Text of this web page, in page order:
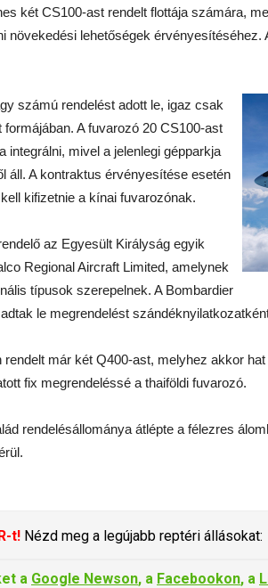
két CS100-ast rendelt flottája számára,
növekedési lehetőségek érvényesítéséhez.
számú rendelést adott le, igaz csak
A fuvarozó 20 CS100-ast
integrálni, mivel a jelenlegi gépparkja
áll. A kontraktus érvényesítése esetén
kifizetnie a kínai fuvarozónak.
az Egyesült Királyság egyik
Regional Aircraft Limited, amelynek
típusok szerepelnek. A Bombardier
le megrendelést
rendelt már két Q400-ast, melyhez akkor
fix megrendeléssé a thaiföldi fuvarozó.
rendelésállománya átlépte a félezres
t! Nézd meg a legújabb reptéri állásokat:
a Google Newson, a Facebookon, a